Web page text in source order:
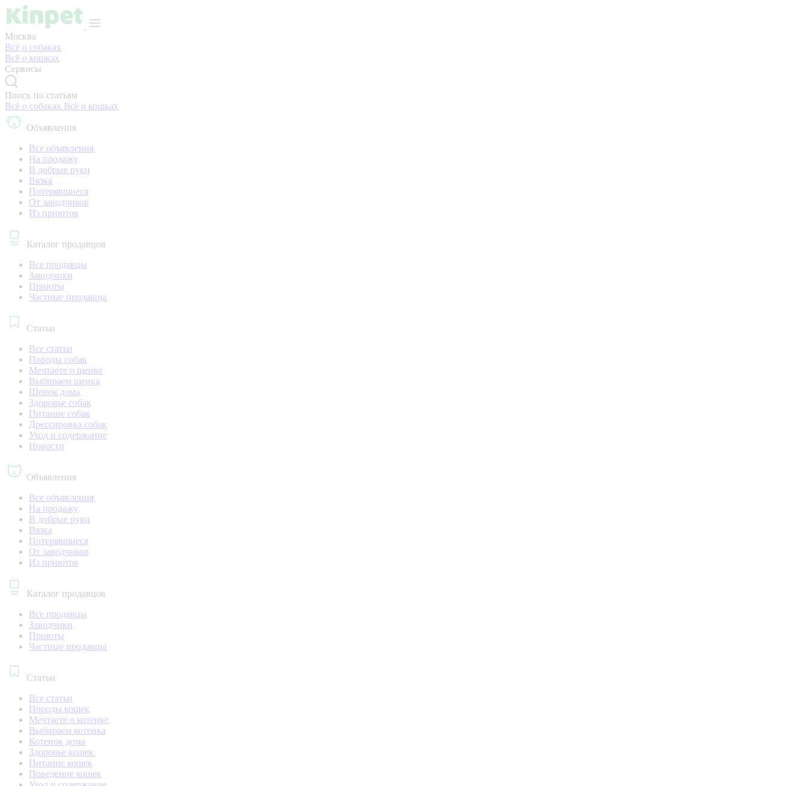
Москва
Всё о собаках
Всё о кошках
Сервисы
Поиск по статьям
Всё о собаках Всё о кошках
Объявления
Все объявления
На продажу
В добрые руки
Вязка
Потерявшиеся
От заводчиков
Из приютов
Каталог продавцов
Все продавцы
Заводчики
Приюты
Частные продавцы
Статьи
Все статьи
Породы собак
Мечтаете о щенке
Выбираем щенка
Щенок дома
Здоровье собак
Питание собак
Дрессировка собак
Уход и содержание
Новости
Объявления
Все объявления
На продажу
В добрые руки
Вязка
Потерявшиеся
От заводчиков
Из приютов
Каталог продавцов
Все продавцы
Заводчики
Приюты
Частные продавцы
Статьи
Все статьи
Породы кошек
Мечтаете о котенке
Выбираем котенка
Котенок дома
Здоровье кошек
Питание кошек
Поведение кошек